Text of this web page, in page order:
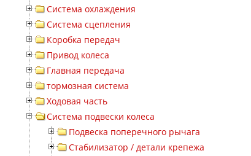
Система охлаждения
Система сцепления
Коробка передач
Привод колеса
Главная передача
тормозная система
Ходовая часть
Система подвески колеса
Подвеска поперечного рычага
Стабилизатор / детали крепежа